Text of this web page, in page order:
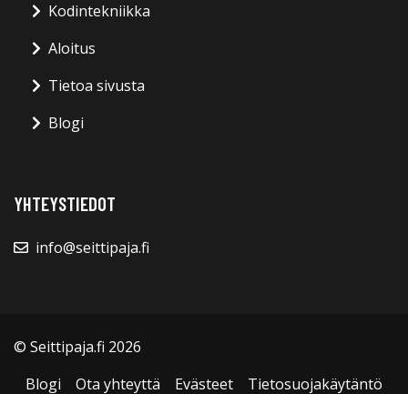
Kodintekniikka
Aloitus
Tietoa sivusta
Blogi
YHTEYSTIEDOT
info@seittipaja.fi
© Seittipaja.fi 2026
Blogi
Ota yhteyttä Evästeet Tietosuojakäytäntö